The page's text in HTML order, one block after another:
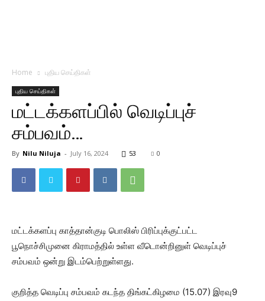
Home புதிய செய்திகள்
புதிய செய்திகள்
மட்டக்களப்பில் வெடிப்புச்
சம்பவம்…
By Nilu Niluja - July 16, 2024 53 0
மட்டக்களப்பு காத்தான்குடி பொலிஸ் பிரிப்புக்குட்பட்ட
பூநொச்சிமுனை கிராமத்தில் உள்ள வீடொன்றினுள் வெடிப்புச்
சம்பவம் ஒன்று இடம்பெற்றுள்ளது.
குறித்த வெடிப்பு சம்பவம் கடந்த திங்கட்கிழமை (15.07) இரவு9